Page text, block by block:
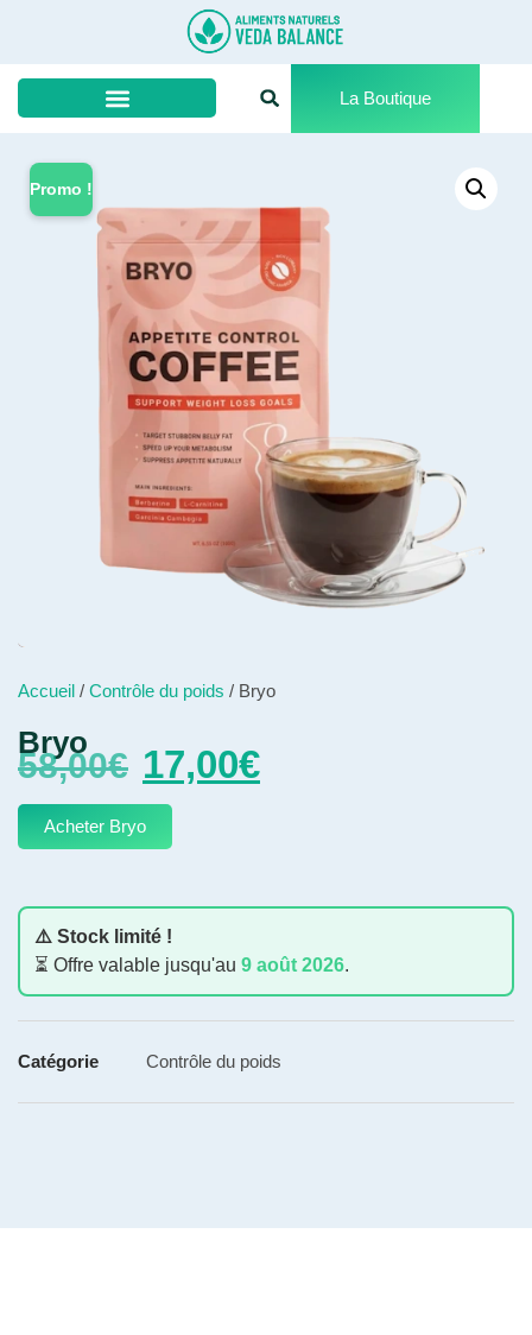
La Boutique
Promo !
Accueil / Contrôle du poids / Bryo
Bryo
58,00€ 17,00€
Acheter Bryo
⚠️ Stock limité !
⏳ Offre valable jusqu'au 9 août 2026.
Catégorie Contrôle du poids